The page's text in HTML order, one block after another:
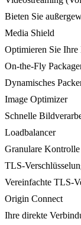
Bieten Sie
Media Shield
Optimieren Sie
On-the-Fly
Dynamisches
Image Optimizer
Schnelle
Loadbalancer
Granulare
TLS-
Vereinfachte TLS-
Origin Connect
Ihre direkte